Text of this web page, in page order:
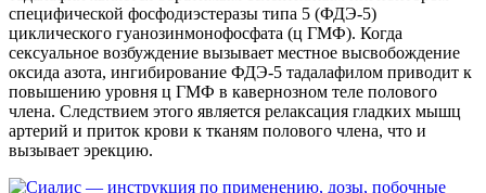
специфической фосфодиэстеразы типа 5 (ФДЭ-5)
циклического гуанозинмонофосфата (ц ГМФ). Когда
сексуальное возбуждение вызывает местное высвобождение
оксида азота, ингибирование ФДЭ-5 тадалафилом приводит к
повышению уровня ц ГМФ в кавернозном теле полового
члена. Следствием этого является релаксация гладких мышц
артерий и приток крови к тканям полового члена, что и
вызывает эрекцию.